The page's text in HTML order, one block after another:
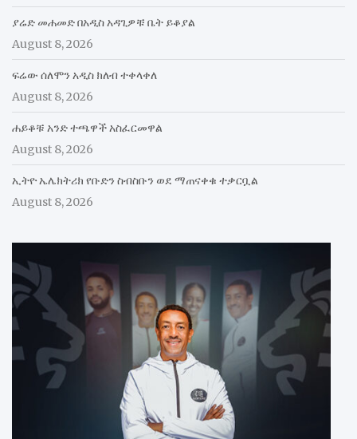
ያሬድ መሐመድ በአዲስ አዳጊዎቹ ቤት ይቆያል
August 8, 2026
ፍሬው ሰለሞን አዲስ ክለብ ተቀላቀለ
August 8, 2026
ሐይቆቹ አንድ ተጫዋች አስፈርመዋል
August 8, 2026
ኢትዮ ኤሌክትሪክ የቡድን ስብስቡን ወደ ማጠናቀቁ ተቃርቧል
August 8, 2026